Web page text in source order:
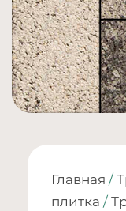
Главная /
плитка /